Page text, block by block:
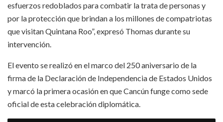
esfuerzos redoblados para combatir la trata de personas y
por la protección que brindan a los millones de compatriotas
que visitan Quintana Roo”, expresó Thomas durante su
intervención.
El evento se realizó en el marco del 250 aniversario de la
firma de la Declaración de Independencia de Estados Unidos
y marcó la primera ocasión en que Cancún funge como sede
oficial de esta celebración diplomática.